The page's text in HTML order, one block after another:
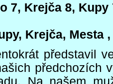
7, Krejča 8, Kupy
Krejča, Mesta ,
představil
předchozích
Na našem